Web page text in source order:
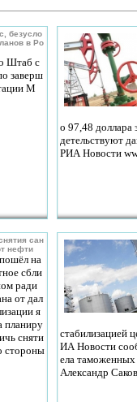
безусло
в Ро
Штаб с
заверш
М
о 97,48 доллара
детельствуют
РИА Новости
сан
нефти
на
сбли
ради
от дал
я
планиру
сняти
стороны
стабилизацией
ИА Новости
ела
Александр